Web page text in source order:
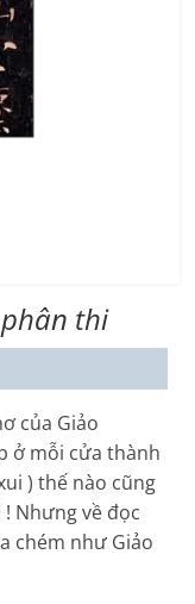
thi
của Giảo
ở mỗi cửa thành
) thế nào cũng
Nhưng về đọc
chém như Giảo